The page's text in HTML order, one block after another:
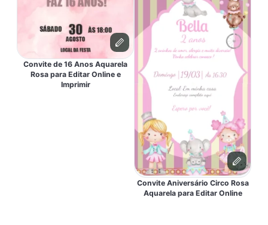
Convite de 16 Anos Aquarela
Rosa para Editar Online e
Imprimir
Convite Aniversário Circo Rosa
Aquarela para Editar Online